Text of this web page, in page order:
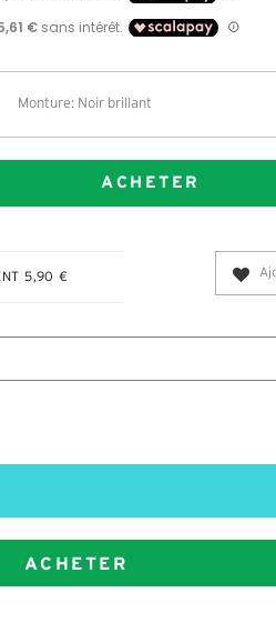
Monture: Noir brillant
ACHETER
5,90 €
ACHETER